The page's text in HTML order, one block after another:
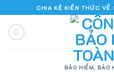
to
content
CHIA KẺ KIẾN THỨC VỀ
BẢO HIỂM, BẢO